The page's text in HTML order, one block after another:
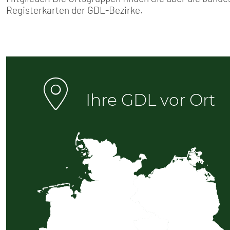
SERVICE
MITGLIEDSCHAFT
Registerkarten der GDL-Bezirke.
Ihre GDL vor Ort